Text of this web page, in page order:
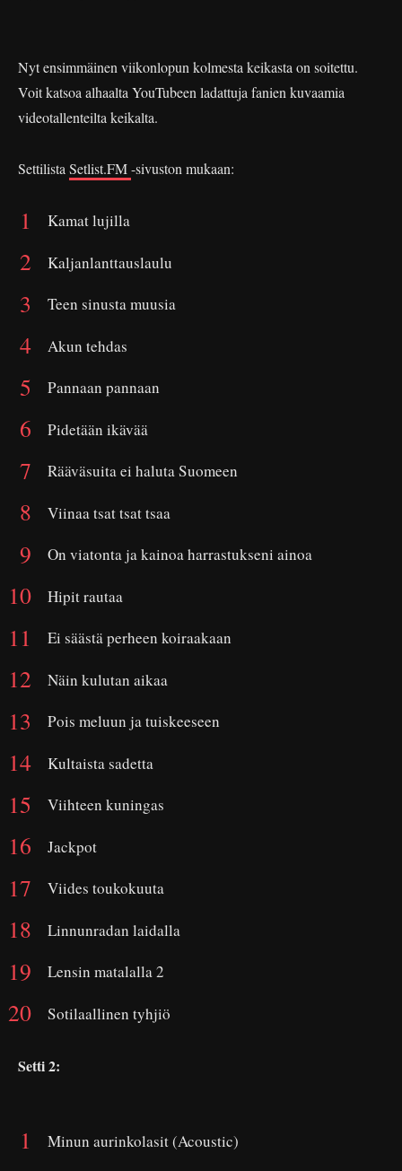
Nyt ensimmäinen viikonlopun kolmesta keikasta on soitettu.
Voit katsoa alhaalta YouTubeen ladattuja fanien kuvaamia
videotallenteilta keikalta.
Settilista Setlist.FM-sivuston mukaan:
Kamat lujilla
Kaljanlanttauslaulu
Teen sinusta muusia
Akun tehdas
Pannaan pannaan
Pidetään ikävää
Rääväsuita ei haluta Suomeen
Viinaa tsat tsat tsaa
On viatonta ja kainoa harrastukseni ainoa
Hipit rautaa
Ei säästä perheen koiraakaan
Näin kulutan aikaa
Pois meluun ja tuiskeeseen
Kultaista sadetta
Viihteen kuningas
Jackpot
Viides toukokuuta
Linnunradan laidalla
Lensin matalalla 2
Sotilaallinen tyhjiö
Setti 2:
Minun aurinkolasit (Acoustic)